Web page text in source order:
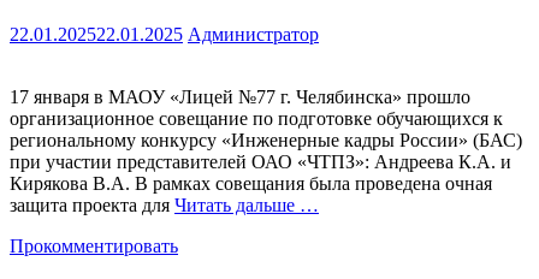
22.01.202522.01.2025 Администратор
17 января в МАОУ «Лицей №77 г. Челябинска» прошло
организационное совещание по подготовке обучающихся к
региональному конкурсу «Инженерные кадры России» (БАС)
при участии представителей ОАО «ЧТПЗ»: Андреева К.А. и
Кирякова В.А. В рамках совещания была проведена очная
защита проекта для Читать дальше …
Прокомментировать